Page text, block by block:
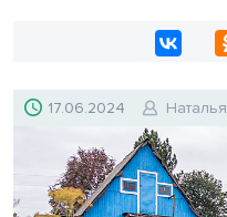
17.06.2024